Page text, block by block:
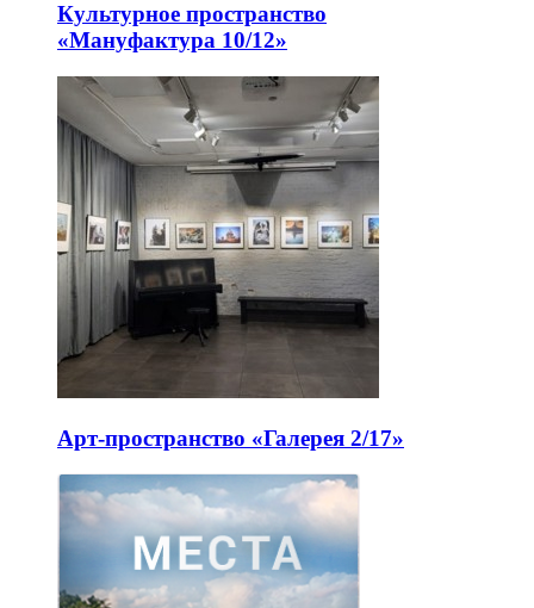
Культурное пространство
«Мануфактура 10/12»
Арт-пространство «Галерея 2/17»